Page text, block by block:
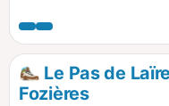
décrite aujourd'hui, qui
contraste de paysage,
partie canyon. C'est un
exceptionnel que nous
découvrir à nos amis
Le Pas de
Fozières